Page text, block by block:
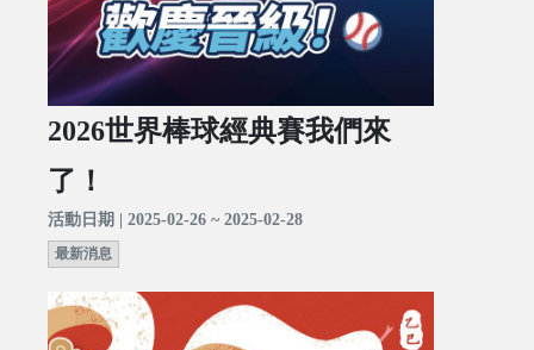
2026世界棒球經典賽我們來
了！
活動日期 | 2025-02-26 ~ 2025-02-28
最新消息